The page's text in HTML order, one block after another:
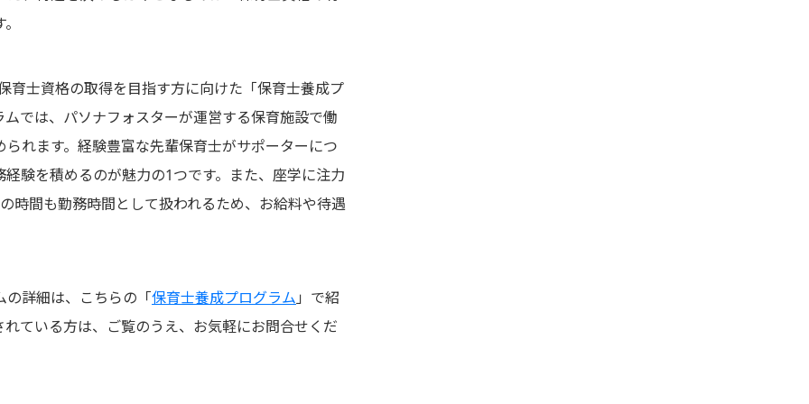
育士資格の取得を目指す方に向けた「保育士養成プ
では、パソナフォスターが運営する保育施設で働
れます。経験豊富な先輩保育士がサポーターにつ
験を積めるのが魅力の1つです。また、座学に注力
時間も勤務時間として扱われるため、お給料や待遇
詳細は、こちらの「保育士養成プログラム 」で紹
ている方は、ご覧のうえ、お気軽にお問合せくだ